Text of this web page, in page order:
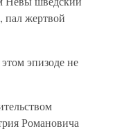
пал жертвой
эпизоде не
Романовича